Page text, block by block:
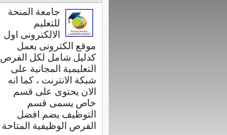
جامعة المنحة
للتعليم
الالكترونى اول
موقع الكترونى يعمل
كدليل شامل لكل الفرص
التعليمية المجانية على
شبكة الانترنت ، كما انه
الان يحتوى على قسم
خاص يسمى قسم
التوظيف يضم افضل
الفرص الوظيفية المتاحة